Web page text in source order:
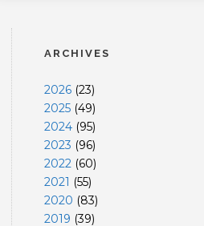
ARCHIVES
2026 (23)
2025 (49)
2024 (95)
2023 (96)
2022 (60)
2021 (55)
2020 (83)
2019 (39)